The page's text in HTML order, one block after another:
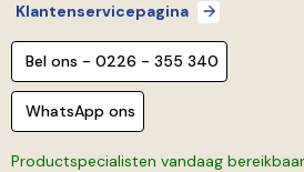
Klantenservicepagina
Bel ons - 0226 - 355 340
WhatsApp ons
Productspecialisten vandaag